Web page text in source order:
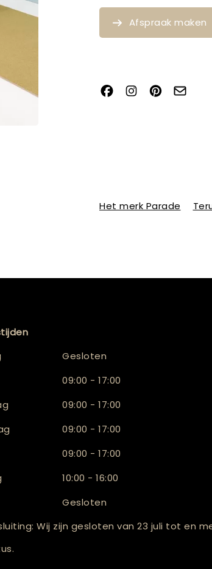
Afspraak maken
Het merk Parade
Gesloten
09:00 - 17:00
09:00 - 17:00
09:00 - 17:00
09:00 - 17:00
10:00 - 16:00
Gesloten
Wij zijn gesloten van 23 juli tot en